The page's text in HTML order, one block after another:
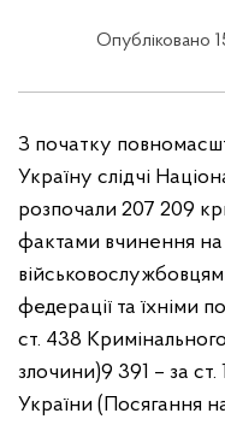
Опубліковано
З початку
Україну слідчі
розпочали 207 209
фактами вчинення на
федерації та їхніми
ст. 438
злочини)9 391 – за
України (Посягання на